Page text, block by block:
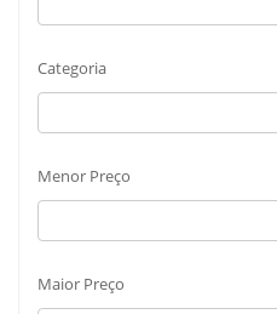
Categoria
Menor Preço
Maior Preço